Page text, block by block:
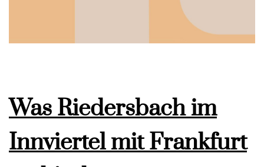
Was Riedersbach im
Innviertel mit Frankfurt